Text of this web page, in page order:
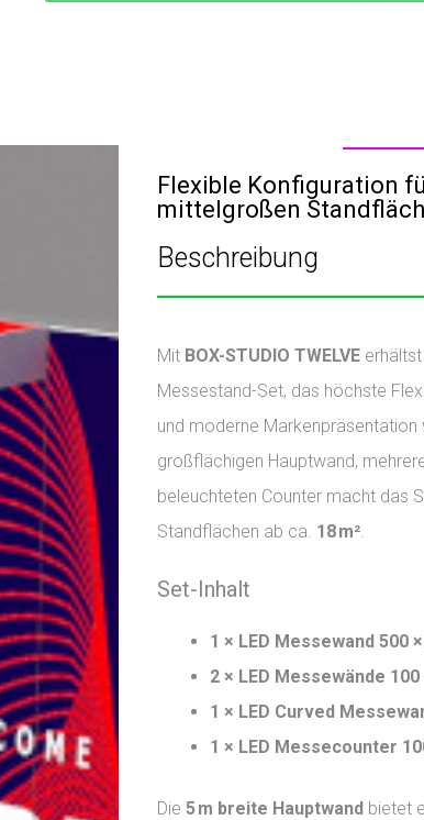
Flexible Konfiguration
mittelgroßen
Beschreibung
Mit BOX-STUDIO TWELVE
Messestand-Set, das höchste
und moderne
großflächigen Hauptwand,
beleuchteten Counter macht das
Standflächen ab ca. 18 m².
Set-Inhalt
1 × LED Messewand 500
2 × LED Messewände 100
1 × LED Curved
1 × LED Messecounter
Die5 m breite Hauptwand bietet